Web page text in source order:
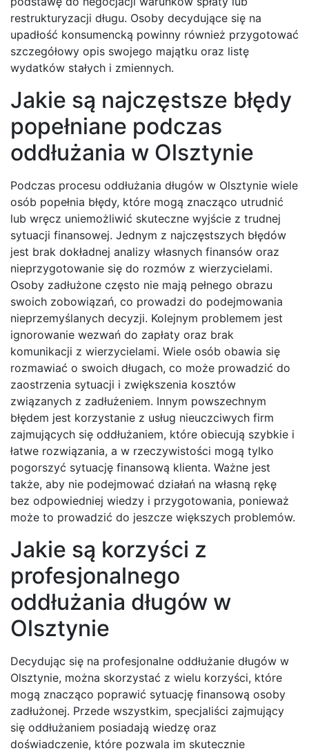
restrukturyzacji długu. Osoby decydujące się na
upadłość konsumencką powinny również przygotować
szczegółowy opis swojego majątku oraz listę
wydatków stałych i zmiennych.
Jakie są najczęstsze błędy
popełniane podczas
oddłużania w Olsztynie
Podczas procesu oddłużania długów w Olsztynie wiele
osób popełnia błędy, które mogą znacząco utrudnić
lub wręcz uniemożliwić skuteczne wyjście z trudnej
sytuacji finansowej. Jednym z najczęstszych błędów
jest brak dokładnej analizy własnych finansów oraz
nieprzygotowanie się do rozmów z wierzycielami.
Osoby zadłużone często nie mają pełnego obrazu
swoich zobowiązań, co prowadzi do podejmowania
nieprzemyślanych decyzji. Kolejnym problemem jest
ignorowanie wezwań do zapłaty oraz brak
komunikacji z wierzycielami. Wiele osób obawia się
rozmawiać o swoich długach, co może prowadzić do
zaostrzenia sytuacji i zwiększenia kosztów
związanych z zadłużeniem. Innym powszechnym
błędem jest korzystanie z usług nieuczciwych firm
zajmujących się oddłużaniem, które obiecują szybkie i
łatwe rozwiązania, a w rzeczywistości mogą tylko
pogorszyć sytuację finansową klienta. Ważne jest
także, aby nie podejmować działań na własną rękę
bez odpowiedniej wiedzy i przygotowania, ponieważ
może to prowadzić do jeszcze większych problemów.
Jakie są korzyści z
profesjonalnego
oddłużania długów w
Olsztynie
Decydując się na profesjonalne oddłużanie długów w
Olsztynie, można skorzystać z wielu korzyści, które
mogą znacząco poprawić sytuację finansową osoby
zadłużonej. Przede wszystkim, specjaliści zajmujący
się oddłużaniem posiadają wiedzę oraz
doświadczenie, które pozwala im skutecznie